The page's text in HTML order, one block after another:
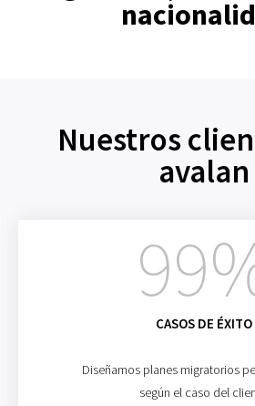
Nuestros
avalan
CASOS DE ÉXITO
99
Diseñamos planes migratorios
según el caso del